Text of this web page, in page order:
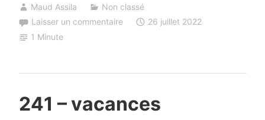
Maud Assila
Non classé
Laisser un commentaire
26 juillet 2022
1 Minute
241 – vacances